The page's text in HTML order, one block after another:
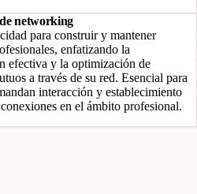
networking
para construir y mantener
enfatizando la
efectiva y la optimización de
a través de su red. Esencial para
interacción y establecimiento
en el ámbito profesional.